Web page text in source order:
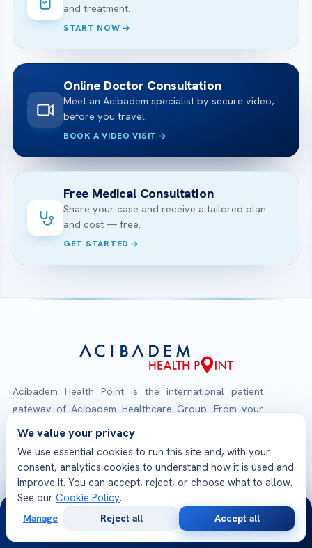
and treatment.
START NOW
Online Doctor Consultation
Meet an Acibadem specialist by secure video,
before you travel.
BOOK A VIDEO VISIT
Free Medical Consultation
Share your case and receive a tailored plan
and cost — free.
GET STARTED
Acibadem Health Point is the international patient
gateway of Acibadem Healthcare Group. From your
first consultation to your safe return home, one
accredited Acibadem hospitals — medical opinions,
planning, travel and follow-up, all in one place.
Check-Up Packages
Explore our health screening programs
We value your privacy
We use essential cookies to run this site and, with your
consent, analytics cookies to understand how it is used and
improve it. You can accept, reject, or choose what to allow.
See our Cookie Policy.
Manage Reject all Accept all
24/7
Consultation
Opinion